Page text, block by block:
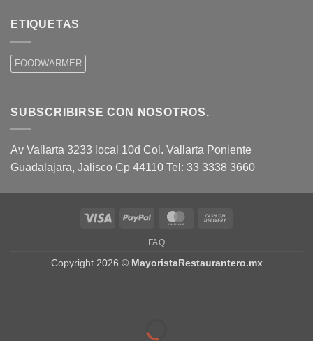
ETIQUETAS
FOODWARMER
SUBSCRIBIRSE CON NOSOTROS.
Av Vallarta 3233 local 10d Col. Vallarta Poniente
Guadalajara, Jalisco Cp 44110 Tel: 33 3338 3660
Visa PayPal MasterCard
FAQ
Copyright 2026 © MayoristaRestaurantero.mx